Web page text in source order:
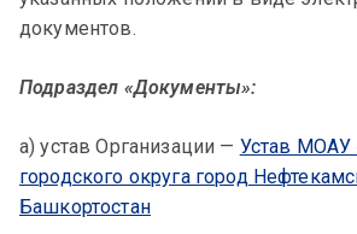
документов.
Подраздел «Документы»:
а) устав Организации — Устав
городского округа город
Башкортостан